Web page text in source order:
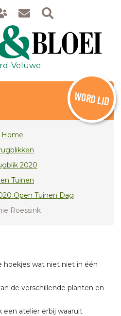
Veluwe
WORD LID
Home
2020
Tuinen
Open Tuinen Dag
Roessink
hoekjes wat niet niet in één
de verschillende planten en
een atelier erbij waaruit